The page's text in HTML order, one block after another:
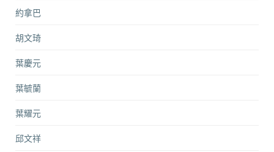
約拿巴
胡文琦
葉慶元
葉毓蘭
葉耀元
邱文祥